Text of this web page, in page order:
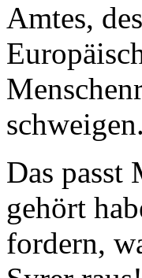
Amtes,
schweigen.
Das passt
gehört
fordern,